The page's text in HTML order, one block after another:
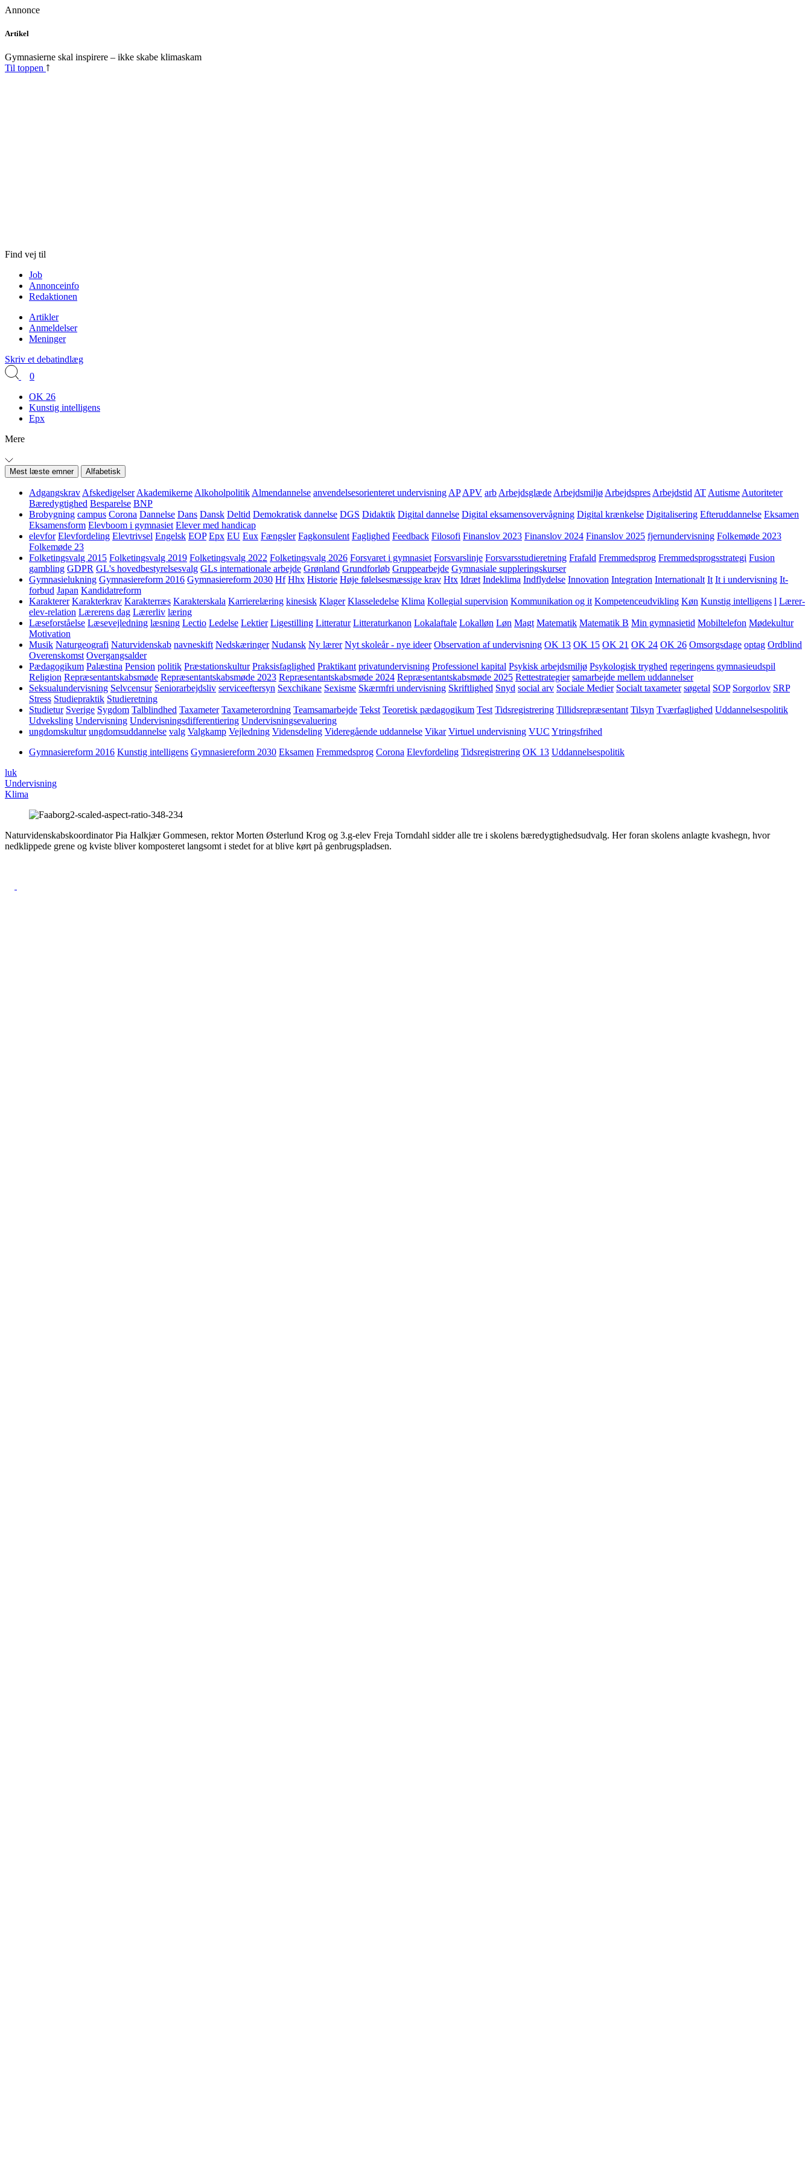
Annonce
Skip
content
Artikel
Gymnasierne skal inspirere – ikke skabe klimaskam
Til toppen
Find vej til
Job
Annonceinfo
Redaktionen
Artikler
Anmeldelser
Meninger
Skriv et debatindlæg
0
OK 26
Kunstig intelligens
Epx
Mere
Mest læste emner Alfabetisk
Adgangskrav Afskedigelser Akademikerne Alkoholpolitik Almendannelse anvendelsesorienteret undervisning AP APV arb Arbejdsglæde Arbejdsmiljø Arbejdspres Arbejdstid AT Autisme Autoriteter
Bæredygtighed Besparelse BNP
Brobygning campus Corona Dannelse Dans Dansk Deltid Demokratisk dannelse DGS Didaktik Digital dannelse Digital eksamensovervågning Digital krænkelse Digitalisering Efteruddannelse Eksamen
Eksamensform Elevboom i gymnasiet Elever med handicap
elevfor Elevfordeling Elevtrivsel Engelsk EOP Epx EU Eux Fængsler Fagkonsulent Faglighed Feedback Filosofi Finanslov 2023 Finanslov 2024 Finanslov 2025 fjernundervisning Folkemøde 2023
Folkemøde 23
Folketingsvalg 2015 Folketingsvalg 2019 Folketingsvalg 2022 Folketingsvalg 2026 Forsvaret i gymnasiet Forsvarslinje Forsvarsstudieretning Frafald Fremmedsprog Fremmedsprogsstrategi Fusion
gambling GDPR GL's hovedbestyrelsesvalg GLs internationale arbejde Grønland Grundforløb Gruppearbejde Gymnasiale suppleringskurser
Gymnasielukning Gymnasiereform 2016 Gymnasiereform 2030 Hf Hhx Historie Høje følelsesmæssige krav Htx Idræt Indeklima Indflydelse Innovation Integration Internationalt It It i undervisning It-
forbud Japan Kandidatreform
Karakterer Karakterkrav Karakterræs Karakterskala Karrierelæring kinesisk Klager Klasseledelse Klima Kollegial supervision Kommunikation og it Kompetenceudvikling Køn Kunstig intelligens l Lærer-
elev-relation Lærerens dag Lærerliv læring
Læseforståelse Læsevejledning læsning Lectio Ledelse Lektier Ligestilling Litteratur Litteraturkanon Lokalaftale Lokalløn Løn Magt Matematik Matematik B Min gymnasietid Mobiltelefon Mødekultur
Motivation
Musik Naturgeografi Naturvidenskab navneskift Nedskæringer Nudansk Ny lærer Nyt skoleår - nye ideer Observation af undervisning OK 13 OK 15 OK 21 OK 24 OK 26 Omsorgsdage optag Ordblind
Overenskomst Overgangsalder
Pædagogikum Palæstina Pension politik Præstationskultur Praksisfaglighed Praktikant privatundervisning Professionel kapital Psykisk arbejdsmiljø Psykologisk tryghed regeringens gymnasieudspil
Religion Repræsentantskabsmøde Repræsentantskabsmøde 2023 Repræsentantskabsmøde 2024 Repræsentantskabsmøde 2025 Rettestrategier samarbejde mellem uddannelser
Seksualundervisning Selvcensur Seniorarbejdsliv serviceeftersyn Sexchikane Sexisme Skærmfri undervisning Skriftlighed Snyd social arv Sociale Medier Socialt taxameter søgetal SOP Sorgorlov SRP
Stress Studiepraktik Studieretning
Studietur Sverige Sygdom Talblindhed Taxameter Taxameterordning Teamsamarbejde Tekst Teoretisk pædagogikum Test Tidsregistrering Tillidsrepræsentant Tilsyn Tværfaglighed Uddannelsespolitik
Udveksling Undervisning Undervisningsdifferentiering Undervisningsevaluering
ungdomskultur ungdomsuddannelse valg Valgkamp Vejledning Vidensdeling Videregående uddannelse Vikar Virtuel undervisning VUC Ytringsfrihed
Gymnasiereform 2016 Kunstig intelligens Gymnasiereform 2030 Eksamen Fremmedsprog Corona Elevfordeling Tidsregistrering OK 13 Uddannelsespolitik
luk
Undervisning
Klima
Naturvidenskabskoordinator Pia Halkjær Gommesen, rektor Morten Østerlund Krog og 3.g-elev Freja Torndahl sidder alle tre i skolens bæredygtighedsudvalg. Her foran skolens anlagte kvashegn, hvor
nedklippede grene og kviste bliver komposteret langsomt i stedet for at blive kørt på genbrugspladsen.